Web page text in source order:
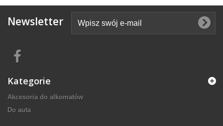
Newsletter
Kategorie
Akcesoria do alkomatów
Do auta